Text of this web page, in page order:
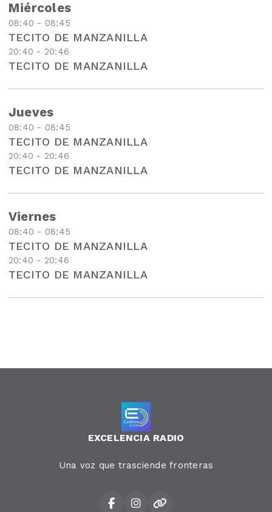
Miércoles
08:40 - 08:45
TECITO DE MANZANILLA
20:40 - 20:46
TECITO DE MANZANILLA
Jueves
08:40 - 08:45
TECITO DE MANZANILLA
20:40 - 20:46
TECITO DE MANZANILLA
Viernes
08:40 - 08:45
TECITO DE MANZANILLA
20:40 - 20:46
TECITO DE MANZANILLA
EXCELENCIA RADIO
Una voz que trasciende fronteras